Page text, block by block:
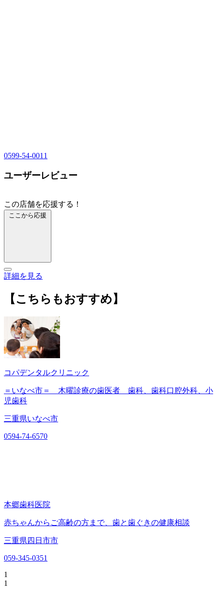
0599-54-0011
ユーザーレビュー
この店舗を応援する！
ここから応援
詳細を見る
【こちらもおすすめ】
コパデンタルクリニック
＝いなべ市＝ 木曜診療の歯医者 歯科、歯科口腔外科、小
児歯科
三重県いなべ市
0594-74-6570
本郷歯科医院
赤ちゃんからご高齢の方まで、歯と歯ぐきの健康相談
三重県四日市市
059-345-0351
1
1